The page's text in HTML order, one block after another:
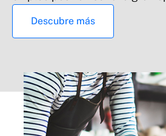
Descubre más